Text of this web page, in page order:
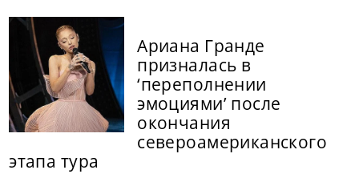
Ариана Гранде
призналась в
‘переполнении
эмоциями’ после
окончания
североамериканского
этапа тура